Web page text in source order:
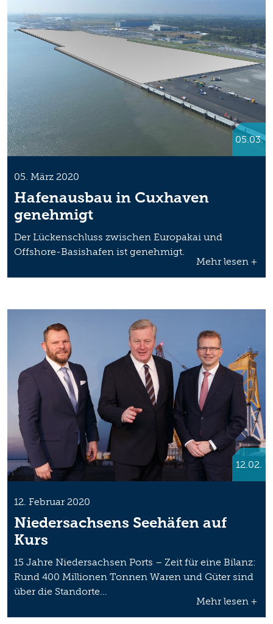
05.03.
05. März 2020
Hafenausbau in Cuxhaven
genehmigt
Der Lückenschluss zwischen Europakai und
Offshore-Basishafen ist genehmigt.
Mehr lesen +
12.02.
12. Februar 2020
Niedersachsens Seehäfen auf
Kurs
15 Jahre Niedersachsen Ports – Zeit für eine Bilanz:
Rund 400 Millionen Tonnen Waren und Güter sind
über die Standorte…
Mehr lesen +